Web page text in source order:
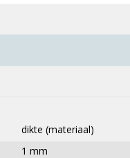
dikte (materiaal)
1 mm